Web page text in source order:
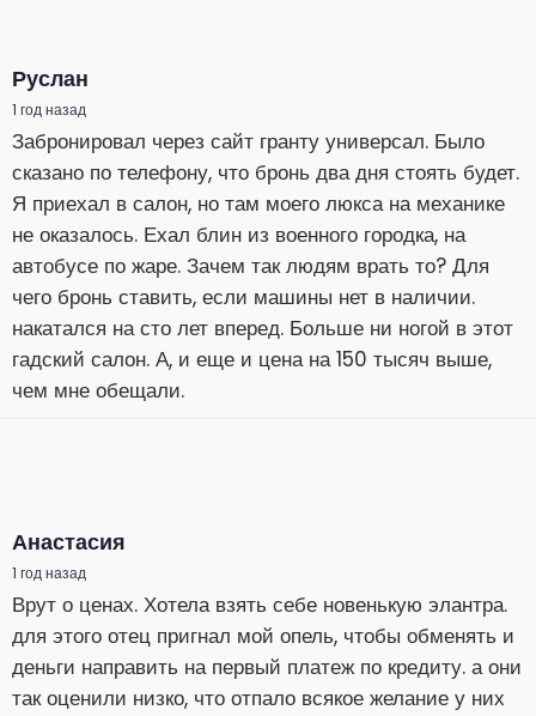
Руслан
1 год назад
Забронировал через сайт гранту универсал. Было
сказано по телефону, что бронь два дня стоять будет.
Я приехал в салон, но там моего люкса на механике
не оказалось. Ехал блин из военного городка, на
автобусе по жаре. Зачем так людям врать то? Для
чего бронь ставить, если машины нет в наличии.
накатался на сто лет вперед. Больше ни ногой в этот
гадский салон. А, и еще и цена на 150 тысяч выше,
чем мне обещали.
Анастасия
1 год назад
Врут о ценах. Хотела взять себе новенькую элантра.
для этого отец пригнал мой опель, чтобы обменять и
деньги направить на первый платеж по кредиту. а они
так оценили низко, что отпало всякое желание у них